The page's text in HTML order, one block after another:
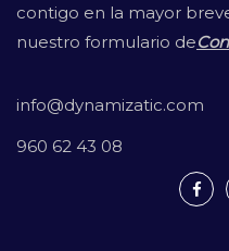
contigo en la mayor
nuestro formulario de
info@dynamizatic.com
960 62 43 08